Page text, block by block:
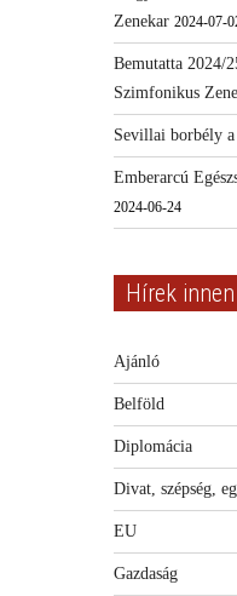
Zenekar 2024-07-
Bemutatta 2024/
Szimfonikus
Sevillai borbély
Emberarcú
2024-06-24
Hírek innen
Ajánló
Belföld
Diplomácia
Divat, szépség,
EU
Gazdaság